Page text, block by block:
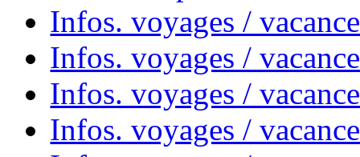
Infos. voyages /
Infos. voyages /
Infos. voyages /
Infos. voyages /